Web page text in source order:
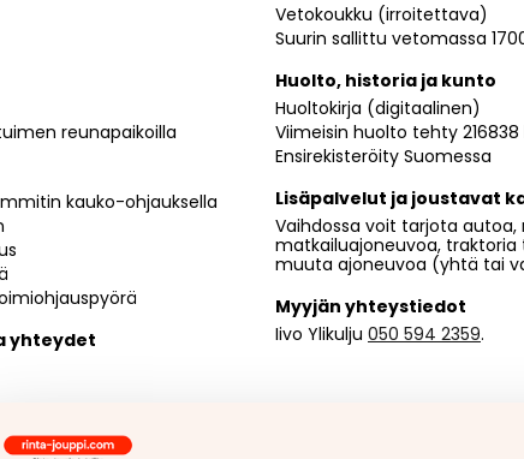
reunapaikoilla
kauko-ohjauksella
yhteydet
Vetokoukku (irroitettava)
Suurin sallittu vetomassa
Huolto, historia ja kunto
Huoltokirja (digitaalinen)
Viimeisin huolto tehty
Ensirekisteröity Suomessa
Lisäpalvelut ja joustavat
Vaihdossa voit tarjota
matkailuajoneuvoa,
muuta ajoneuvoa (yhtä tai
Myyjän yhteystiedot
Iivo Ylikulju 050 594 2359.